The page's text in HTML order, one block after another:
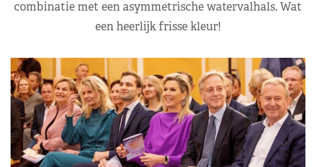
combinatie met een asymmetrische watervalhals. Wat
een heerlijk frisse kleur!